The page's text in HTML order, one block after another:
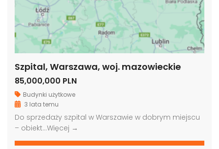
Szpital, Warszawa, woj. mazowieckie
85,000,000 PLN
Budynki użytkowe
3 lata temu
Do sprzedaży szpital w Warszawie w dobrym miejscu
– obiekt…Więcej →